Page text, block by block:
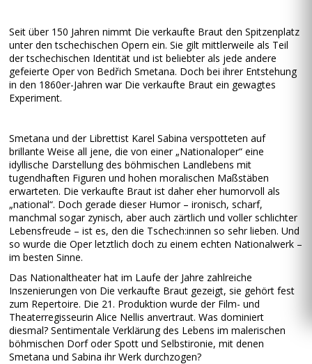
Seit über 150 Jahren nimmt Die verkaufte Braut den Spitzenplatz
unter den tschechischen Opern ein. Sie gilt mittlerweile als Teil
der tschechischen Identität und ist beliebter als jede andere
gefeierte Oper von Bedřich Smetana. Doch bei ihrer Entstehung
in den 1860er-Jahren war Die verkaufte Braut ein gewagtes
Experiment.
Smetana und der Librettist Karel Sabina verspotteten auf
brillante Weise all jene, die von einer „Nationaloper“ eine
idyllische Darstellung des böhmischen Landlebens mit
tugendhaften Figuren und hohen moralischen Maßstäben
erwarteten. Die verkaufte Braut ist daher eher humorvoll als
„national“. Doch gerade dieser Humor – ironisch, scharf,
manchmal sogar zynisch, aber auch zärtlich und voller schlichter
Lebensfreude – ist es, den die Tschech:innen so sehr lieben. Und
so wurde die Oper letztlich doch zu einem echten Nationalwerk –
im besten Sinne.
Das Nationaltheater hat im Laufe der Jahre zahlreiche
Inszenierungen von Die verkaufte Braut gezeigt, sie gehört fest
zum Repertoire. Die 21. Produktion wurde der Film- und
Theaterregisseurin Alice Nellis anvertraut. Was dominiert
diesmal? Sentimentale Verklärung des Lebens im malerischen
böhmischen Dorf oder Spott und Selbstironie, mit denen
Smetana und Sabina ihr Werk durchzogen?